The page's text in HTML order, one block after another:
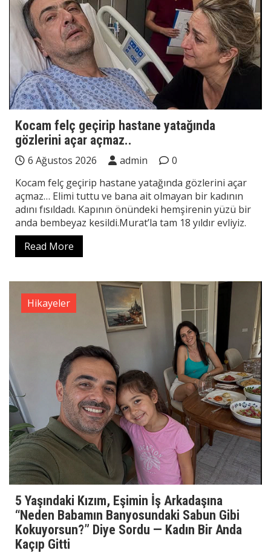
Kocam felç geçirip hastane yatağında
gözlerini açar açmaz..
6 Ağustos 2026 admin
0
Kocam felç geçirip hastane yatağında gözlerini açar
açmaz… Elimi tuttu ve bana ait olmayan bir kadının
adını fısıldadı. Kapının önündeki hemşirenin yüzü bir
anda bembeyaz kesildi.Murat’la tam 18 yıldır evliyiz.
Read More
Hikayeler
5 Yaşındaki Kızım, Eşimin İş Arkadaşına
“Neden Babamın Banyosundaki Sabun Gibi
Kokuyorsun?” Diye Sordu — Kadın Bir Anda
Kaçıp Gitti